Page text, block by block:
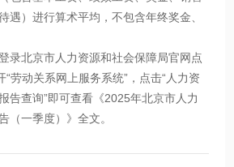
遇）进行算术平均，不包含年终奖金、
录北京市人力资源和社会保障局官网点
“劳动关系网上服务系统”，点击“人力资
告查询”即可查看《2025年北京市人力
（一季度）》全文。